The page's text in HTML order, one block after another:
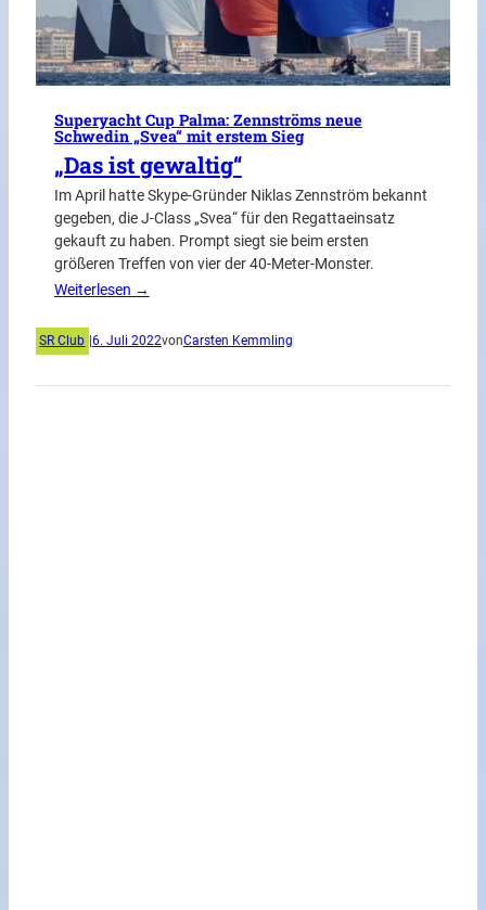
Superyacht Cup Palma: Zennströms neue
Schwedin „Svea“ mit erstem Sieg
„Das ist gewaltig“
Im April hatte Skype-Gründer Niklas Zennström bekannt
gegeben, die J-Class „Svea“ für den Regattaeinsatz
gekauft zu haben. Prompt siegt sie beim ersten
größeren Treffen von vier der 40-Meter-Monster.
Weiterlesen →
SR Club 6. Juli 2022vonCarsten Kemmling